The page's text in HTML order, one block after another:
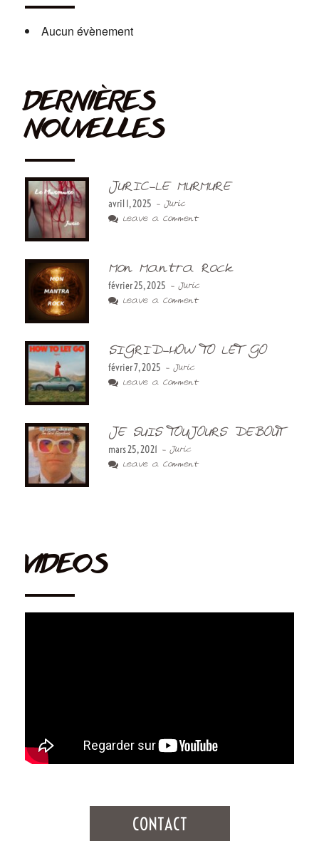
Aucun évènement
DERNIÈRES
NOUVELLES
JURIC-LE MURMURE
avril 1, 2025 - Juric
Leave a Comment
Mon Mantra Rock
février 25, 2025 - Juric
Leave a Comment
SIGRID-HOW TO LET GO
février 7, 2025 - Juric
Leave a Comment
JE SUIS TOUJOURS DEBOUT
mars 25, 2021 - Juric
Leave a Comment
VIDEOS
CONTACT